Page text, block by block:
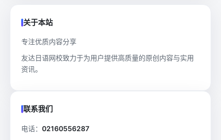
关于本站
专注优质内容分享
友达日语网校致力于为用户提供高质量的原创内容与实用
资讯。
联系我们
电话： 02160556287